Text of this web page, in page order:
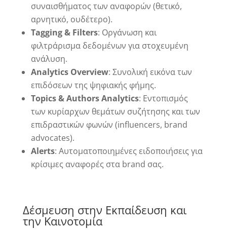
συναισθήματος των αναφορών (θετικό,
αρνητικό, ουδέτερο).
Tagging & Filters: Οργάνωση και
φιλτράρισμα δεδομένων για στοχευμένη
ανάλυση.
Analytics Overview: Συνολική εικόνα των
επιδόσεων της ψηφιακής φήμης.
Topics & Authors Analytics: Εντοπισμός
των κυρίαρχων θεμάτων συζήτησης και των
επιδραστικών φωνών (influencers, brand
advocates).
Alerts: Αυτοματοποιημένες ειδοποιήσεις για
κρίσιμες αναφορές στα brand σας.
Δέσμευση στην Εκπαίδευση και
την Καινοτομία